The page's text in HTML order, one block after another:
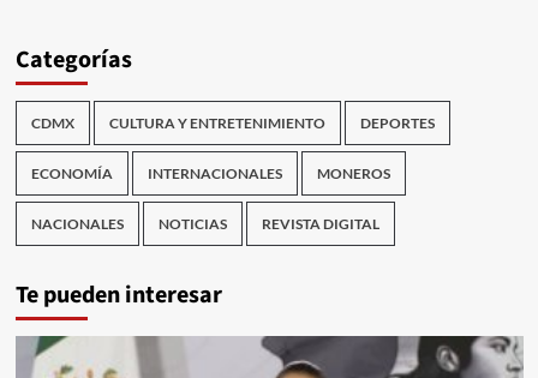
Categorías
CDMX CULTURA Y ENTRETENIMIENTO DEPORTES
ECONOMÍA INTERNACIONALES MONEROS
NACIONALES NOTICIAS REVISTA DIGITAL
Te pueden interesar